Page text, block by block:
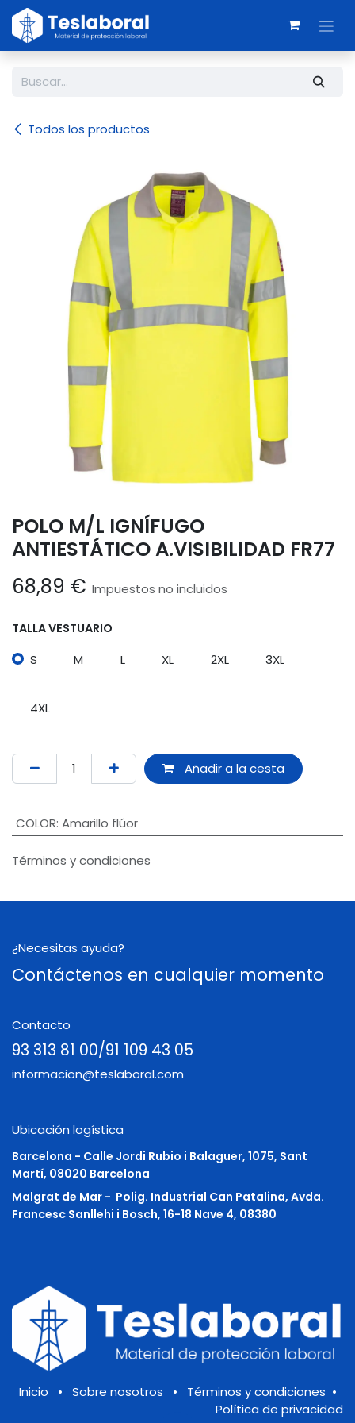
Ir al contenido
Todos los productos
POLO M/L IGNÍFUGO
ANTIESTÁTICO A.VISIBILIDAD FR77
68,89 € Impuestos no incluidos
TALLA VESTUARIO
S M L XL 2XL 3XL
4XL
Añadir a la cesta
COLOR: Amarillo flúor
Términos y condiciones
¿Necesitas ayuda?
Contáctenos en cualquier momento
Contacto
93 313 81 00/91 109 43 05
informacion@teslaboral.com
Ubicación logística
Barcelona - Calle Jordi Rubio i Balaguer, 1075, Sant
Martí, 08020 Barcelona
Malgrat de Mar - Polig. Industrial Can Patalina, Avda.
Francesc Sanllehi i Bosch, 16-18 Nave 4, 08380
Inicio • Sobre nosotros • Términos y condiciones •
Política de privacidad